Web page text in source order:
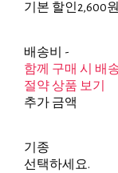
기본 할인 2,600원
배송비 -
함께 구매 시 배송
절약 상품 보기
추가 금액
기종
선택하세요.